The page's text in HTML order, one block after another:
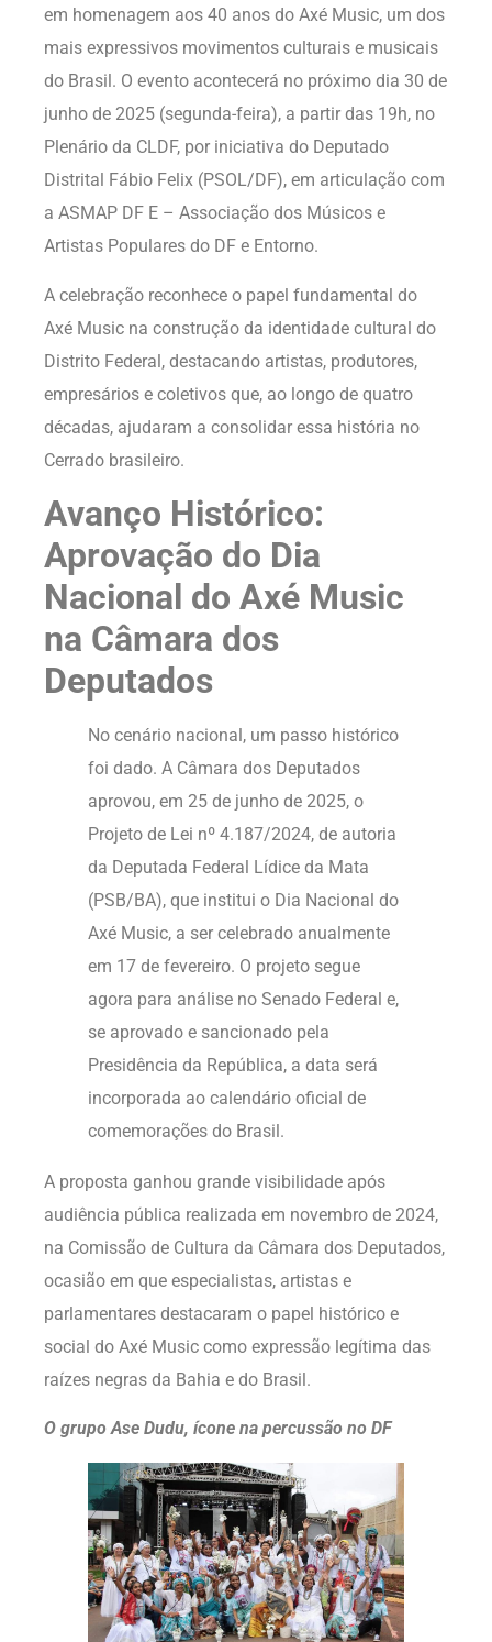
em homenagem aos 40 anos do Axé Music, um dos
mais expressivos movimentos culturais e musicais
do Brasil. O evento acontecerá no próximo dia 30 de
junho de 2025 (segunda-feira), a partir das 19h, no
Plenário da CLDF, por iniciativa do Deputado
Distrital Fábio Felix (PSOL/DF), em articulação com
a ASMAP DF E – Associação dos Músicos e
Artistas Populares do DF e Entorno.
A celebração reconhece o papel fundamental do
Axé Music na construção da identidade cultural do
Distrito Federal, destacando artistas, produtores,
empresários e coletivos que, ao longo de quatro
décadas, ajudaram a consolidar essa história no
Cerrado brasileiro.
Avanço Histórico:
Aprovação do Dia
Nacional do Axé Music
na Câmara dos
Deputados
No cenário nacional, um passo histórico
foi dado. A Câmara dos Deputados
aprovou, em 25 de junho de 2025, o
Projeto de Lei nº 4.187/2024, de autoria
da Deputada Federal Lídice da Mata
(PSB/BA), que institui o Dia Nacional do
Axé Music, a ser celebrado anualmente
em 17 de fevereiro. O projeto segue
agora para análise no Senado Federal e,
se aprovado e sancionado pela
Presidência da República, a data será
incorporada ao calendário oficial de
comemorações do Brasil.
A proposta ganhou grande visibilidade após
audiência pública realizada em novembro de 2024,
na Comissão de Cultura da Câmara dos Deputados,
ocasião em que especialistas, artistas e
parlamentares destacaram o papel histórico e
social do Axé Music como expressão legítima das
raízes negras da Bahia e do Brasil.
O grupo Ase Dudu, ícone na percussão no DF